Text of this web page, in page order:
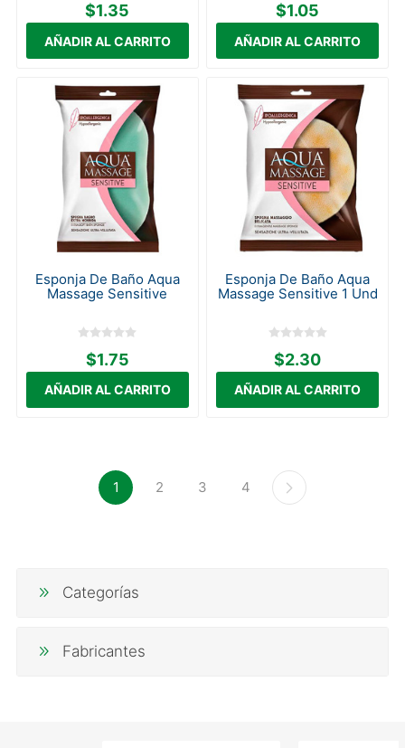
$1.35 $1.05
Esponja De Baño Aqua
Massage Sensitive
$1.75
Esponja De Baño Aqua
Massage Sensitive 1 Und
$2.30
1 2 3 4
Categorías
Fabricantes